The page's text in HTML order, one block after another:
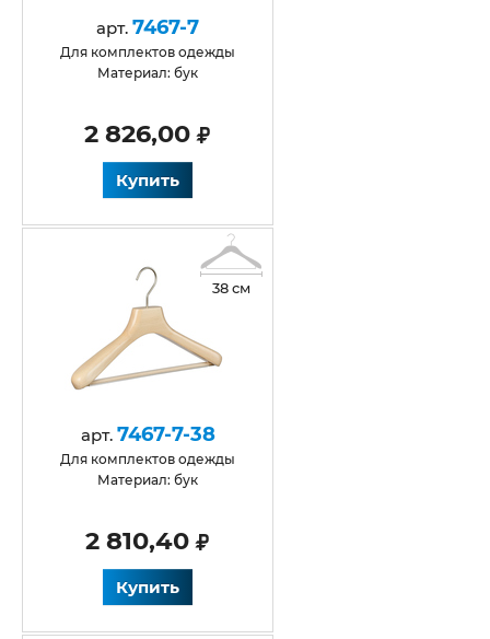
арт. 7467-7
Для комплектов одежды
Материал: бук
2 826,00
Купить
38 см
арт. 7467-7-38
Для комплектов одежды
Материал: бук
2 810,40
Купить